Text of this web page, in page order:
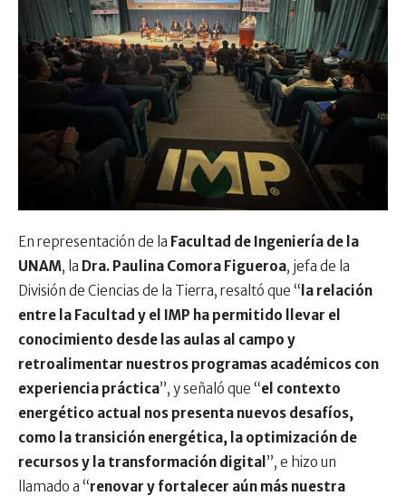
En representación de la Facultad de Ingeniería de la
UNAM, la Dra. Paulina Comora Figueroa, jefa de la
División de Ciencias de la Tierra, resaltó que “ la relación
entre la Facultad y el IMP ha permitido llevar el
conocimiento desde las aulas al campo y
retroalimentar nuestros programas académicos con
experiencia práctica”, y señaló que “el contexto
energético actual nos presenta nuevos desafíos,
como la transición energética, la optimización de
recursos y la transformación digital ”, e hizo un
llamado a “renovar y fortalecer aún más nuestra